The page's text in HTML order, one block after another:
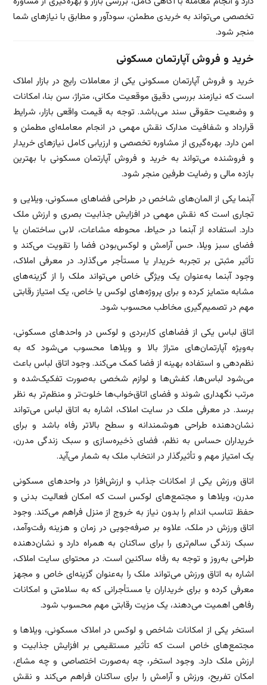
تخصصی می‌تواند به خریدی مطمئن، سودآور و مطابق با نیازهای شما
منجر شود.
خرید و فروش آپارتمان مسکونی
خرید و فروش آپارتمان مسکونی یکی از معاملات رایج در بازار املاک
است که نیازمند بررسی دقیق موقعیت مکانی، متراژ، سن بنا، امکانات
و وضعیت حقوقی سند می‌باشد. توجه به قیمت واقعی بازار، شرایط
قرارداد و شفافیت مدارک نقش مهمی در انجام معامله‌ای مطمئن و
امن دارد. بهره‌گیری از مشاوره تخصصی و ارزیابی کامل نیازهای خریدار
و فروشنده می‌تواند به خرید و فروش آپارتمان مسکونی با بهترین
بازده مالی و رضایت طرفین منجر شود.
آبنما یکی از المان‌های شاخص در طراحی فضاهای مسکونی، ویلایی و
تجاری است که نقش مهمی در افزایش جذابیت بصری و ارزش ملک
دارد. استفاده از آبنما در حیاط، محوطه مشاعات، لابی ساختمان یا
فضای سبز ویلا، حس آرامش و لوکس‌بودن فضا را تقویت می‌کند و
تأثیر مثبتی بر تجربه خریدار یا مستأجر می‌گذارد. در معرفی املاک،
وجود آبنما به‌عنوان یک ویژگی خاص می‌تواند ملک را از گزینه‌های
مشابه متمایز کرده و برای پروژه‌های لوکس یا خاص، یک امتیاز رقابتی
مهم در تصمیم‌گیری مخاطب محسوب شود.
اتاق لباس یکی از فضاهای کاربردی و لوکس در واحدهای مسکونی،
به‌ویژه آپارتمان‌های متراژ بالا و ویلاها محسوب می‌شود که به
نظم‌دهی و استفاده بهینه از فضا کمک می‌کند. وجود اتاق لباس باعث
می‌شود لباس‌ها، کفش‌ها و لوازم شخصی به‌صورت تفکیک‌شده و
مرتب نگهداری شوند و فضای اتاق‌خواب‌ها خلوت‌تر و منظم‌تر به نظر
برسد. در معرفی ملک در سایت املاک، اشاره به اتاق لباس می‌تواند
نشان‌دهنده طراحی هوشمندانه و سطح بالاتر رفاه باشد و برای
خریداران حساس به نظم، فضای ذخیره‌سازی و سبک زندگی مدرن،
یک امتیاز مهم و تأثیرگذار در انتخاب ملک به شمار می‌آید.
اتاق ورزش یکی از امکانات جذاب و ارزش‌افزا در واحدهای مسکونی
مدرن، ویلاها و مجتمع‌های لوکس است که امکان فعالیت بدنی و
حفظ تناسب اندام را بدون نیاز به خروج از منزل فراهم می‌کند. وجود
اتاق ورزش در ملک، علاوه بر صرفه‌جویی در زمان و هزینه رفت‌وآمد،
سبک زندگی سالم‌تری را برای ساکنان به همراه دارد و نشان‌دهنده
طراحی به‌روز و توجه به رفاه ساکنین است. در محتوای سایت املاک،
اشاره به اتاق ورزش می‌تواند ملک را به‌عنوان گزینه‌ای خاص و مجهز
معرفی کرده و برای خریداران یا مستأجرانی که به سلامتی و امکانات
رفاهی اهمیت می‌دهند، یک مزیت رقابتی مهم محسوب شود.
استخر یکی از امکانات شاخص و لوکس در املاک مسکونی، ویلاها و
مجتمع‌های خاص است که تأثیر مستقیمی بر افزایش جذابیت و
ارزش ملک دارد. وجود استخر، چه به‌صورت اختصاصی و چه مشاع،
امکان تفریح، ورزش و آرامش را برای ساکنان فراهم می‌کند و نقش